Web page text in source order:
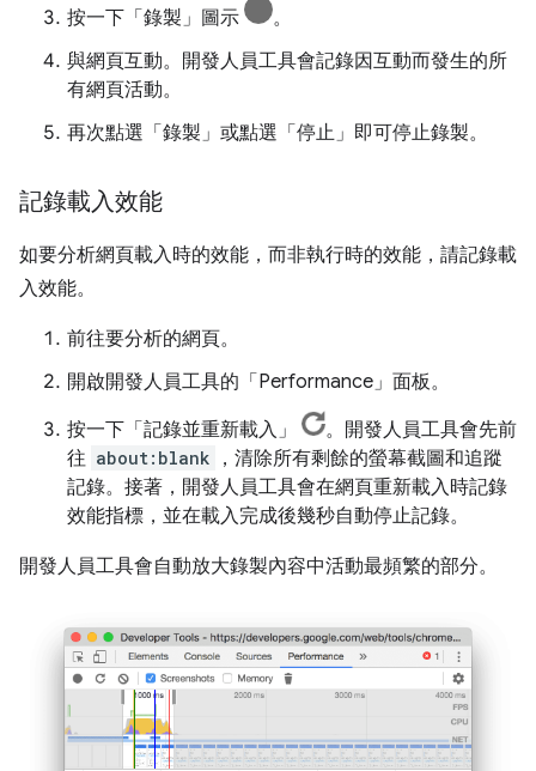
按一下「錄製」圖示
。
與網頁互動。開發人員工具會記錄因互動而發生的所
有網頁活動。
再次點選「錄製」 或點選「停止」 即可停止錄製。
記錄載入效能
如要分析網頁載入時的效能，而非執行時的效能，請記錄載
入效能。
前往要分析的網頁。
開啟開發人員工具的「Performance」 面板。
按一下「記錄並重新載入」
。開發人員工具會先前
往 about:blank
，清除所有剩餘的螢幕截圖和追蹤
記錄。接著，開發人員工具會在網頁重新載入時記錄
效能指標，並在載入完成後幾秒自動停止記錄。
開發人員工具會自動放大錄製內容中活動最頻繁的部分。